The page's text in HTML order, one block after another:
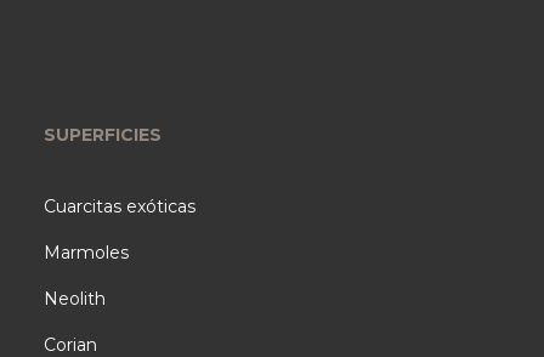
SUPERFICIES
Cuarcitas exóticas
Marmoles
Neolith
Corian